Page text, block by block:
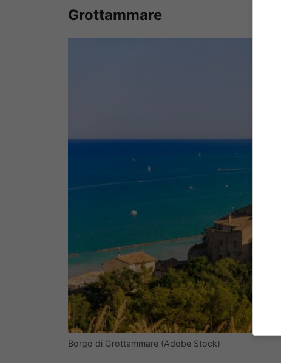
Grottammare
Borgo di Grottammare (Adobe Stock)